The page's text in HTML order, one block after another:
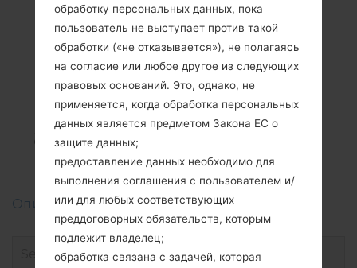
Прошивки
LGE455(LGE455)
akaLG Optimus L5 II
Dual
Описание регионов прошивок телефонов LG
обработку персональных данных, пока
пользователь не выступает против такой
обработки («не отказывается»), не полагаясь
на согласие или любое другое из следующих
правовых оснований. Это, однако, не
применяется, когда обработка персональных
данных является предметом Закона ЕС о
защите данных;
предоставление данных необходимо для
выполнения соглашения с пользователем и/
или для любых соответствующих
преддоговорных обязательств, которым
подлежит владелец;
обработка связана с задачей, которая